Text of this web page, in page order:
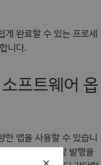
게 완료할 수 있는 프로세
니다.
프트웨어 옵
한 앱을 사용할 수 있습니
도 있지만, 송장 발행을